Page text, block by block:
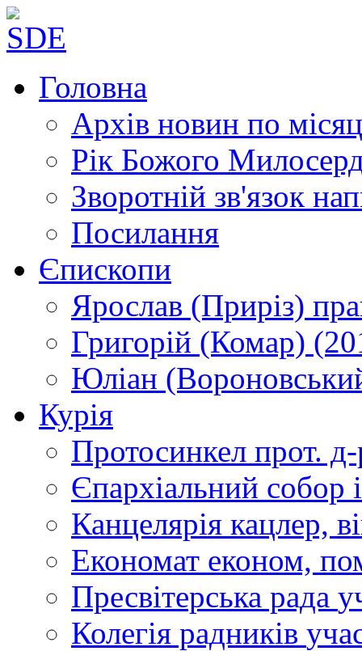
Головна
Архів новин по
Рік Божого
Зворотній зв'язок
Посилання
Єпископи
Ярослав (Приріз)
Григорій (Комар)
Юліан
Курія
Протосинкел прот.
Єпархіальний собор
Канцелярія кацлер,
Економат економ,
Пресвітерська рада
Колегія радників